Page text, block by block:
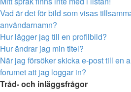
Vad är det för bild som visas
användarnamn?
Hur lägger jag till en profilbild?
Hur ändrar jag min titel?
När jag försöker skicka e-post till en
forumet att jag loggar in?
Tråd- och inläggsfrågor